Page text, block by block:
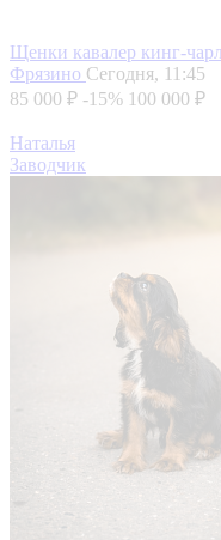
Щенки кавалер кинг-
Фрязино Сегодня, 11:45
85 000 ₽ -15% 100 000 ₽
Наталья
Заводчик